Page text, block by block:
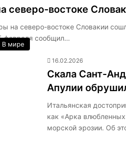
северо-востоке
на северо-востоке Словакии
февраля сообщил…
В мире
16.02.2026
Скала Сант-
Апулии
Итальянская
как «Арка
морской эрозии. Об